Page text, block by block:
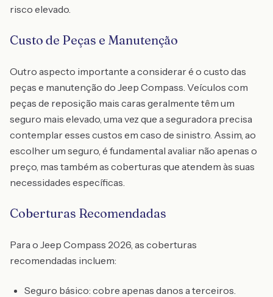
risco elevado.
Custo de Peças e Manutenção
Outro aspecto importante a considerar é o custo das
peças e manutenção do Jeep Compass. Veículos com
peças de reposição mais caras geralmente têm um
seguro mais elevado, uma vez que a seguradora precisa
contemplar esses custos em caso de sinistro. Assim, ao
escolher um seguro, é fundamental avaliar não apenas o
preço, mas também as coberturas que atendem às suas
necessidades específicas.
Coberturas Recomendadas
Para o Jeep Compass 2026, as coberturas
recomendadas incluem:
Seguro básico: cobre apenas danos a terceiros.